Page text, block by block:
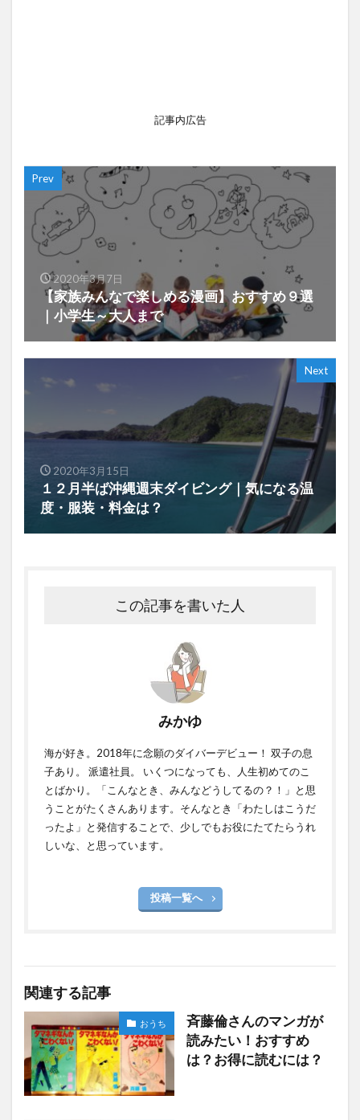
記事内広告
Prev
2020年3月7日
【家族みんなで楽しめる漫画】おすすめ９選
｜小学生～大人まで
Next
2020年3月15日
１２月半ば沖縄週末ダイビング｜気になる温
度・服装・料金は？
この記事を書いた人
みかゆ
海が好き。2018年に念願のダイバーデビュー！ 双子の息
子あり。 派遣社員。 いくつになっても、人生初めてのこ
とばかり。「こんなとき、みんなどうしてるの？！」と思
うことがたくさんあります。そんなとき「わたしはこうだ
ったよ」と発信することで、少しでもお役にたてたらうれ
しいな、と思っています。
投稿一覧へ
関連する記事
おうち
斉藤倫さんのマンガが
読みたい！おすすめ
は？お得に読むには？